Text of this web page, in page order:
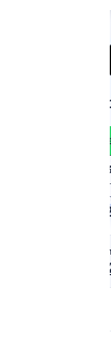
קאמרי?
המומלצת של אוטו